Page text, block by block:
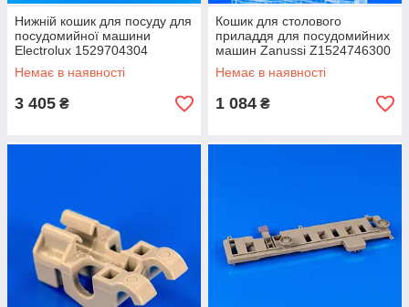
Нижній кошик для посуду для
посудомийної машини
Electrolux 1529704304
Немає в наявності
3 405 ₴
Кошик для столового
приладдя для посудомийних
машин Zanussi Z1524746300
Немає в наявності
1 084 ₴